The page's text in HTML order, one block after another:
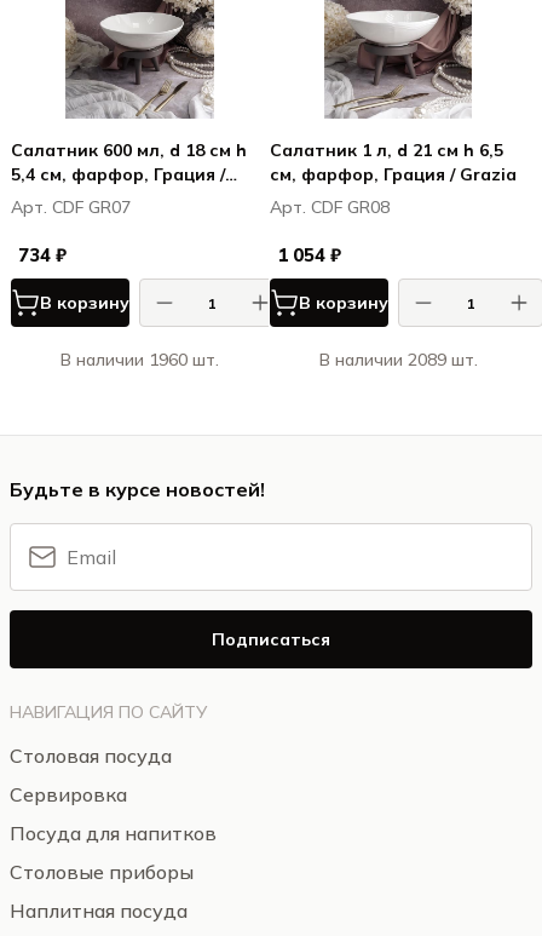
Салатник 600 мл, d 18 см h
5,4 см, фарфор, Грация /
Grazia
Арт. CDF GR07
734 ₽
В корзину
В наличии 1960 шт.
Салатник 1 л, d 21 см h 6,5
см, фарфор, Грация / Grazia
Арт. CDF GR08
1 054 ₽
В корзину
В наличии 2089 шт.
НАВИГАЦИЯ ПО САЙТУ
Столовая посуда
Сервировка
Посуда для напитков
Столовые приборы
Наплитная посуда
Будьте в курсе новостей!
Подписаться